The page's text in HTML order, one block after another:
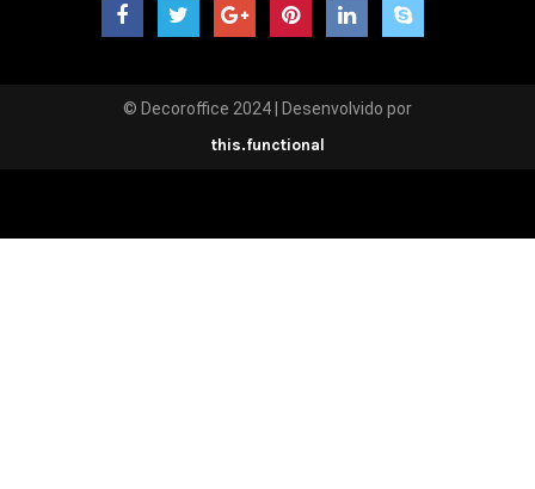
© Decoroffice 2024 | Desenvolvido por
this.functional